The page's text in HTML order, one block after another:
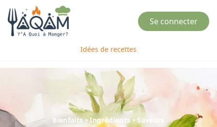
Se connecter
Idées de recettes
Bienfaits • Ingrédients • Saveurs